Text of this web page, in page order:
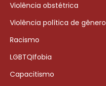
Violência obstétrica
Violência política de gênero
Racismo
LGBTQIfobia
Capacitismo